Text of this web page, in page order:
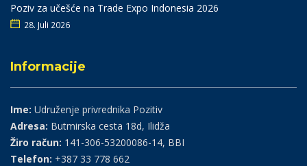
Poziv za učešće na Trade Expo Indonesia 2026
28. Juli 2026
Informacije
Ime: Udruženje privrednika Pozitiv
Adresa: Butmirska cesta 18d, Ilidža
Žiro račun: 141-306-53200086-14, BBI
Telefon: +387 33 778 662